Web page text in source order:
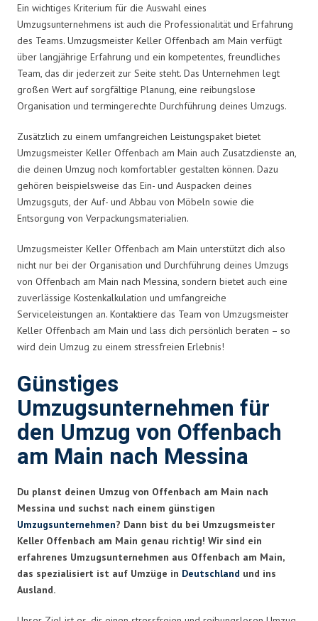
Ein wichtiges Kriterium für die Auswahl eines
Umzugsunternehmens ist auch die Professionalität und Erfahrung
des Teams. Umzugsmeister Keller Offenbach am Main verfügt
über langjährige Erfahrung und ein kompetentes, freundliches
Team, das dir jederzeit zur Seite steht. Das Unternehmen legt
großen Wert auf sorgfältige Planung, eine reibungslose
Organisation und termingerechte Durchführung deines Umzugs.
Zusätzlich zu einem umfangreichen Leistungspaket bietet
Umzugsmeister Keller Offenbach am Main auch Zusatzdienste an,
die deinen Umzug noch komfortabler gestalten können. Dazu
gehören beispielsweise das Ein- und Auspacken deines
Umzugsguts, der Auf- und Abbau von Möbeln sowie die
Entsorgung von Verpackungsmaterialien.
Umzugsmeister Keller Offenbach am Main unterstützt dich also
nicht nur bei der Organisation und Durchführung deines Umzugs
von Offenbach am Main nach Messina, sondern bietet auch eine
zuverlässige Kostenkalkulation und umfangreiche
Serviceleistungen an. Kontaktiere das Team von Umzugsmeister
Keller Offenbach am Main und lass dich persönlich beraten – so
wird dein Umzug zu einem stressfreien Erlebnis!
Günstiges
Umzugsunternehmen für
den Umzug von Offenbach
am Main nach Messina
Du planst deinen Umzug von Offenbach am Main nach
Messina und suchst nach einem günstigen
Umzugsunternehmen? Dann bist du bei Umzugsmeister
Keller Offenbach am Main genau richtig! Wir sind ein
erfahrenes Umzugsunternehmen aus Offenbach am Main,
das spezialisiert ist auf Umzüge in Deutschland und ins
Ausland.